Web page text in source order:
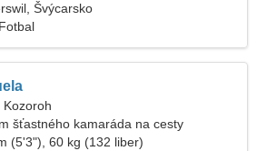
Švýcarsko
Kozoroh
šťastného kamaráda na cesty
(5'3"), 60 kg (132 liber)